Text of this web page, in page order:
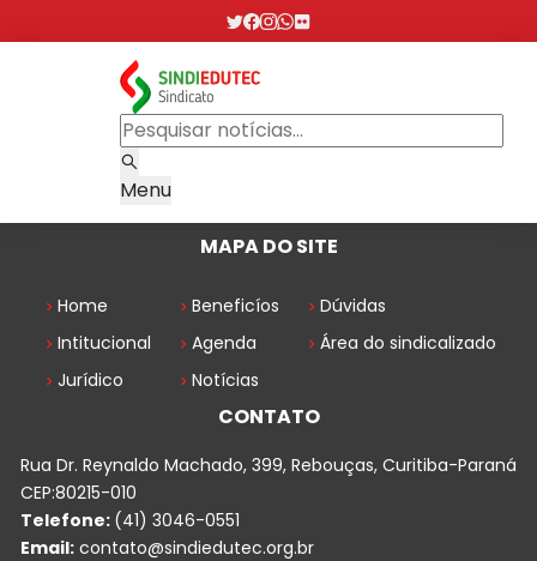
Menu
MAPA DO SITE
Home
Intitucional
Jurídico
Beneficíos
Agenda
Notícias
Dúvidas
Área do sindicalizado
CONTATO
Rua Dr. Reynaldo Machado, 399, Rebouças, Curitiba-Paraná
CEP:80215-010
Telefone: (41) 3046-0551
Email: contato@sindiedutec.org.br